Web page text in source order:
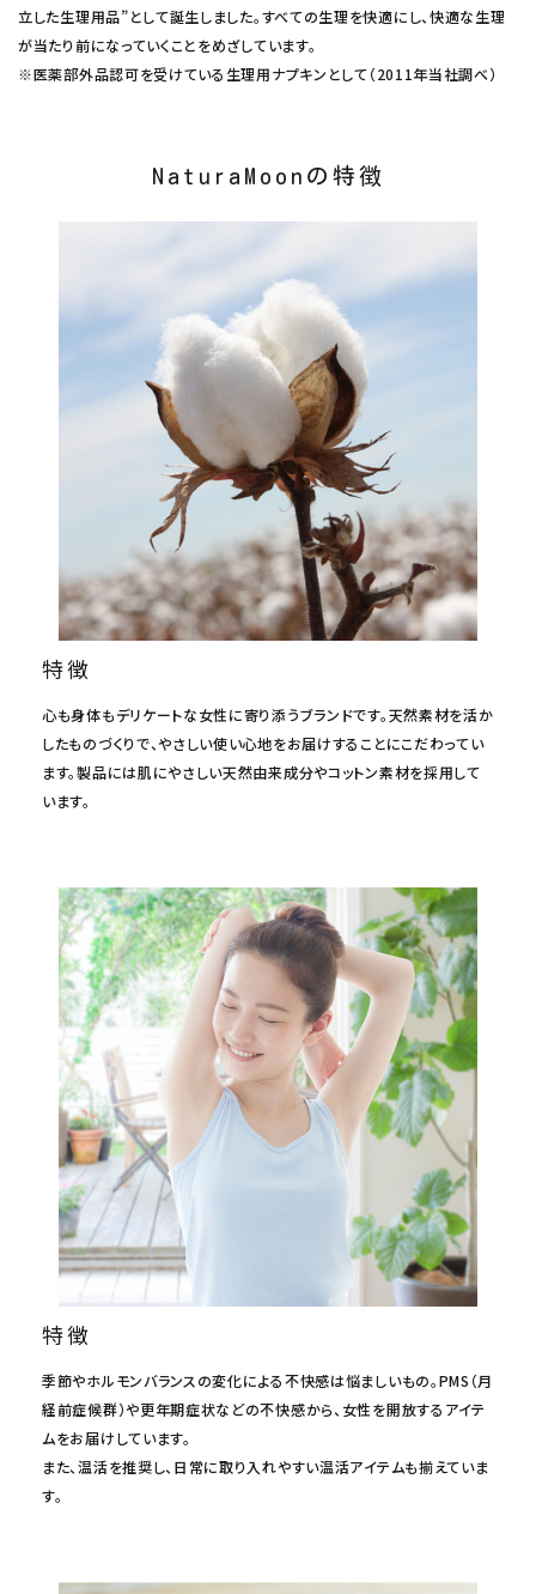
アルマウィン
コラム・スタッフのおすすめ
ようこそ ゲスト 様
person 会員登録
立した生理用品”として誕生しました。すべての生理を快適にし、快適な生理
が当たり前になっていくことをめざしています。
※医薬部外品認可を受けている生理用ナプキンとして（2011年当社調べ）
NaturaMoonの特徴
特徴
心も身体もデリケートな女性に寄り添うブランドです。天然素材を活か
したものづくりで、やさしい使い心地をお届けすることにこだわってい
ます。製品には肌にやさしい天然由来成分やコットン素材を採用して
います。
特徴
季節やホルモンバランスの変化による不快感は悩ましいもの。PMS（月
経前症候群）や更年期症状などの不快感から、女性を開放するアイテ
ムをお届けしています。
また、温活を推奨し、日常に取り入れやすい温活アイテムも揃えていま
す。